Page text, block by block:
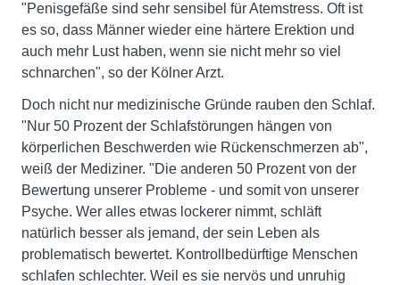
"Penisgefäße sind sehr sensibel für Atemstress. Oft ist
es so, dass Männer wieder eine härtere Erektion und
auch mehr Lust haben, wenn sie nicht mehr so viel
schnarchen", so der Kölner Arzt.
Doch nicht nur medizinische Gründe rauben den Schlaf.
"Nur 50 Prozent der Schlafstörungen hängen von
körperlichen Beschwerden wie Rückenschmerzen ab",
weiß der Mediziner. "Die anderen 50 Prozent von der
Bewertung unserer Probleme - und somit von unserer
Psyche. Wer alles etwas lockerer nimmt, schläft
natürlich besser als jemand, der sein Leben als
problematisch bewertet. Kontrollbedürftige Menschen
schlafen schlechter. Weil es sie nervös und unruhig